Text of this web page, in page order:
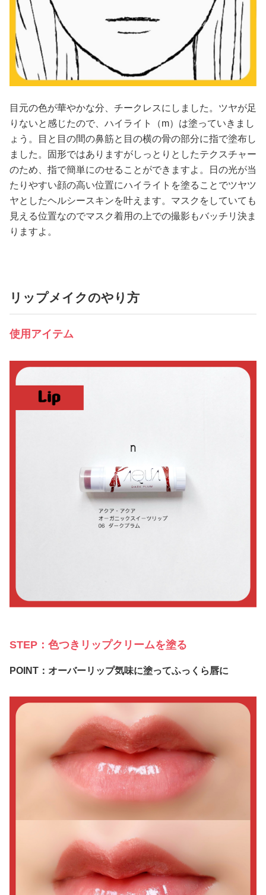
目元の色が華やかな分、チークレスにしました。ツヤが足
りないと感じたので、ハイライト（m）は塗っていきまし
ょう。目と目の間の鼻筋と目の横の骨の部分に指で塗布し
ました。固形ではありますがしっとりとしたテクスチャー
のため、指で簡単にのせることができますよ。日の光が当
たりやすい顔の高い位置にハイライトを塗ることでツヤツ
ヤとしたヘルシースキンを叶えます。マスクをしていても
見える位置なのでマスク着用の上での撮影もバッチリ決ま
りますよ。
リップメイクのやり方
使用アイテム
STEP：色つきリップクリームを塗る
POINT：オーバーリップ気味に塗ってふっくら唇に